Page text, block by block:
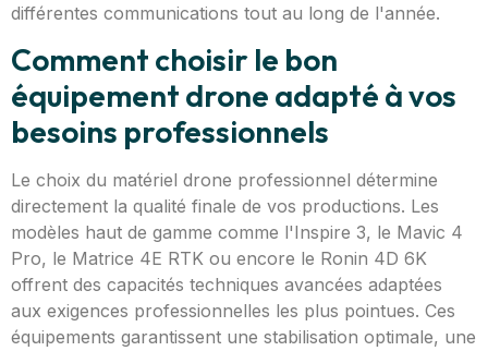
différentes communications tout au long de l'année.
Comment choisir le bon
équipement drone adapté à vos
besoins professionnels
Le choix du matériel drone professionnel détermine
directement la qualité finale de vos productions. Les
modèles haut de gamme comme l'Inspire 3, le Mavic 4
Pro, le Matrice 4E RTK ou encore le Ronin 4D 6K
offrent des capacités techniques avancées adaptées
aux exigences professionnelles les plus pointues. Ces
équipements garantissent une stabilisation optimale, une